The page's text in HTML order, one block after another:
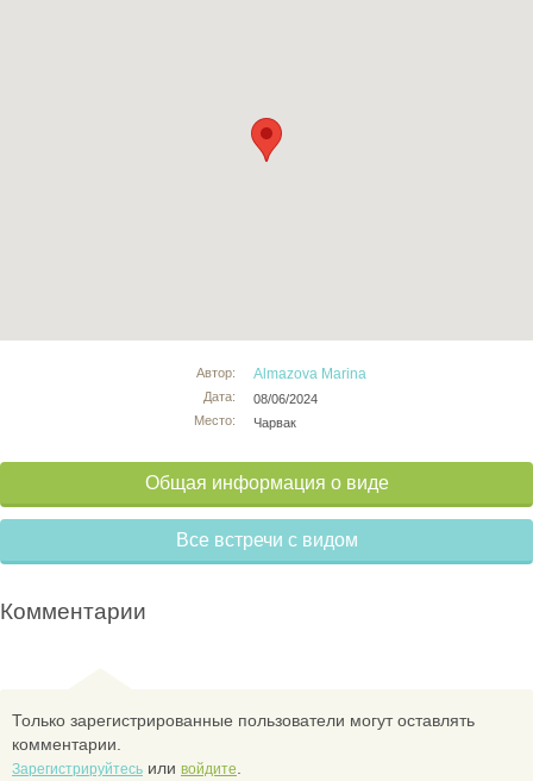
Автор:
Дата:
Место:
Almazova Marina
08/06/2024
Чарвак
Общая информация о виде
Все встречи с видом
Комментарии
Только зарегистрированные пользователи могут оставлять
комментарии.
Зарегистрируйтесь или войдите